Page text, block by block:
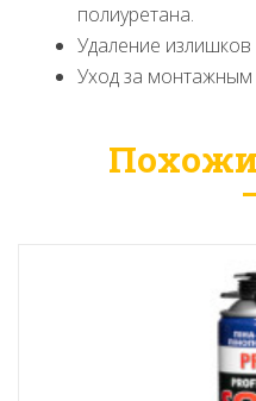
полиуретана.
Удаление
Уход за монтажным